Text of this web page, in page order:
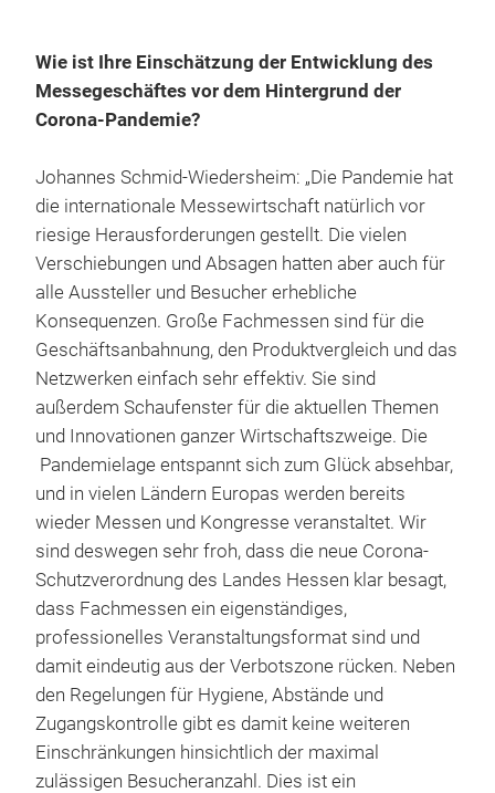
Wie ist Ihre Einschätzung der Entwicklung des
Messegeschäftes vor dem Hintergrund der
Corona-Pandemie?
Johannes Schmid-Wiedersheim: „Die Pandemie hat
die internationale Messewirtschaft natürlich vor
riesige Herausforderungen gestellt. Die vielen
Verschiebungen und Absagen hatten aber auch für
alle Aussteller und Besucher erhebliche
Konsequenzen. Große Fachmessen sind für die
Geschäftsanbahnung, den Produktvergleich und das
Netzwerken einfach sehr effektiv. Sie sind
außerdem Schaufenster für die aktuellen Themen
und Innovationen ganzer Wirtschaftszweige. Die
Pandemielage entspannt sich zum Glück absehbar,
und in vielen Ländern Europas werden bereits
wieder Messen und Kongresse veranstaltet. Wir
sind deswegen sehr froh, dass die neue Corona-
Schutzverordnung des Landes Hessen klar besagt,
dass Fachmessen ein eigenständiges,
professionelles Veranstaltungsformat sind und
damit eindeutig aus der Verbotszone rücken. Neben
den Regelungen für Hygiene, Abstände und
Zugangskontrolle gibt es damit keine weiteren
Einschränkungen hinsichtlich der maximal
zulässigen Besucheranzahl. Dies ist ein